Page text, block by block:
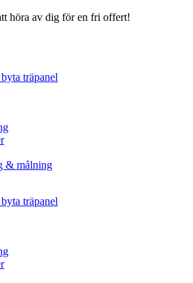
höra av dig för en fri offert!
träpanel
& målning
träpanel